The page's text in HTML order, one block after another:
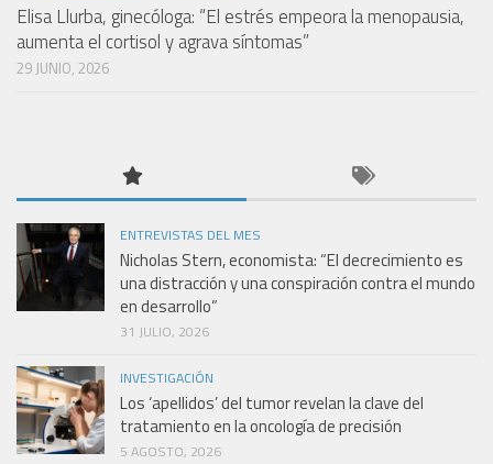
Elisa Llurba, ginecóloga: “El estrés empeora la menopausia,
aumenta el cortisol y agrava síntomas”
29 JUNIO, 2026
ENTREVISTAS DEL MES
Nicholas Stern, economista: “El decrecimiento es
una distracción y una conspiración contra el mundo
en desarrollo”
31 JULIO, 2026
INVESTIGACIÓN
Los ‘apellidos’ del tumor revelan la clave del
tratamiento en la oncología de precisión
5 AGOSTO, 2026